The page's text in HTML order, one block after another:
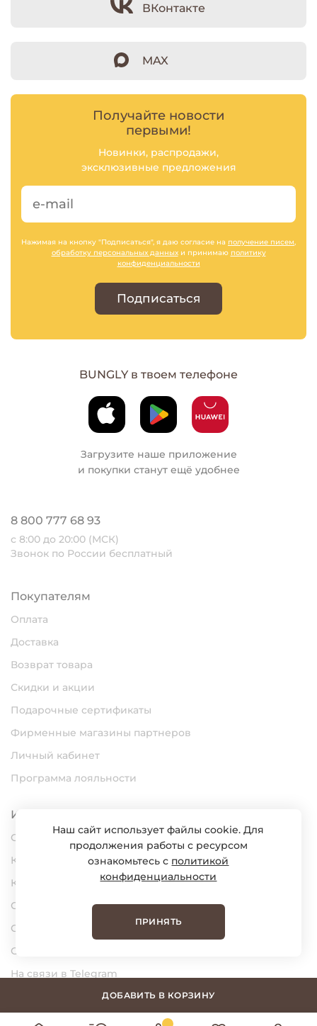
ДОБАВИТЬ В КОРЗИНУ
ВКонтакте
MAX
Получайте новости
первыми!
Новинки, распродажи,
эксклюзивные предложения
Нажимая на кнопку "Подписаться", я даю согласие на получение писем,
обработку персональных данныхи принимаю политику
конфиденциальности
Подписаться
BUNGLY в твоем телефоне
Загрузите наше приложение
и покупки станут ещё удобнее
8 800 777 68 93
с 8:00 до 20:00 (МСК)
Звонок по России бесплатный
Покупателям
Оплата
Доставка
Возврат товара
Скидки и акции
Подарочные сертификаты
Фирменные магазины партнеров
Личный кабинет
Программа лояльности
Информация
О нас
Карьера
Контакты
Статьи
Сертификаты
Обратная связь
На связи в Telegram
Наш сайт использует файлы cookie. Для
продолжения работы с ресурсом
ознакомьтесь с политикой
конфиденциальности
ПРИНЯТЬ